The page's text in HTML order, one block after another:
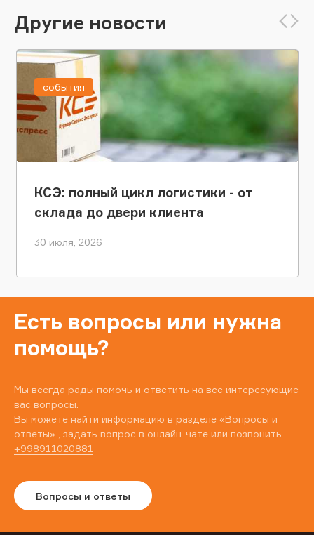
Другие новости
КСЭ: полный цикл логистики - от
склада до двери клиента
30 июля, 2026
события
Есть вопросы или нужна
помощь?
Мы всегда рады помочь и ответить на все интересующие
вас вопросы.
Вы можете найти информацию в разделе «Вопросы и
ответы» , задать вопрос в онлайн-чате или позвонить
+998911020881
Вопросы и ответы